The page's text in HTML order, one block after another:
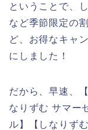
ということで、
など季節限定の
ど、お得なキャ
にしました！
だから、早速、
なりずむ サマー
ル】【しなりず